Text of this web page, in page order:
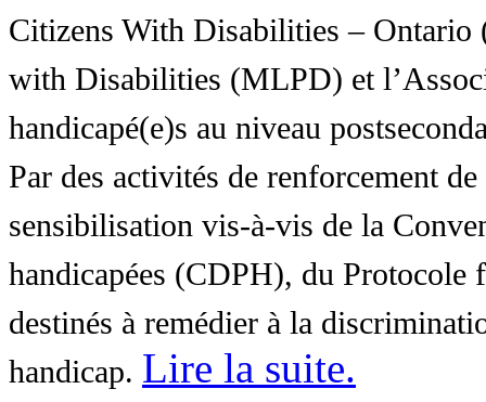
Citizens With Disabilities – Ontario
with Disabilities (MLPD) et
handicapé(e)s au niveau
Par des activités de renforcement
sensibilisation vis-à-vis de la
handicapées (CDPH), du Protocole
destinés à remédier à la
handicap. Lire la suite.